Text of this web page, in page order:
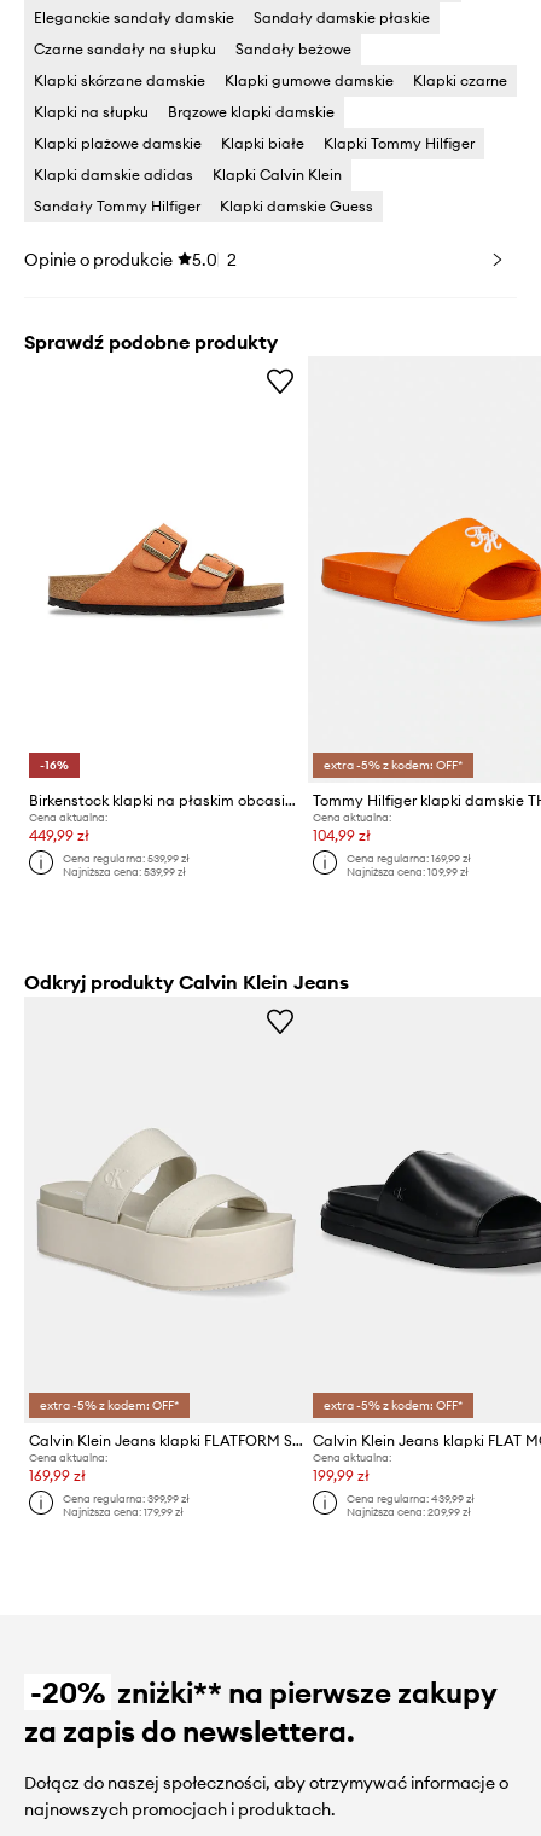
Eleganckie sandały damskie
Sandały damskie płaskie
Czarne sandały na słupku
Sandały beżowe
Klapki skórzane damskie
Klapki gumowe damskie
Klapki czarne
Klapki na słupku
Brązowe klapki damskie
Klapki plażowe damskie
Klapki białe
Klapki Tommy Hilfiger
Klapki damskie adidas
Klapki Calvin Klein
Sandały Tommy Hilfiger
Klapki damskie Guess
Opinie o produkcie 5.0 2
Sprawdź podobne produkty
-16%
Birkenstock klapki na płaskim obcasie damskie zamszowe Arizona
Cena aktualna:
449,99 zł
Cena regularna:539,99 zł
Najniższa cena:539,99 zł
extra -5% z kodem: OFF*
Cena aktualna:
104,99 zł
Cena regularna: 169,99 zł
Najniższa cena: 109,99 zł
Odkryj produkty Calvin Klein Jeans
extra -5% z kodem: OFF*
Calvin Klein Jeans klapki FLATFORM SANDAL WEBBING IN
Cena aktualna:
169,99 zł
Cena regularna:399,99 zł
Najniższa cena:179,99 zł
extra -5% z kodem: OFF*
Cena aktualna:
199,99 zł
Cena regularna: 439,99 zł
Najniższa cena: 209,99 zł
-20% zniżki** na pierwsze zakupy
za zapis do newslettera.
Dołącz do naszej społeczności, aby otrzymywać informacje o
najnowszych promocjach i produktach.